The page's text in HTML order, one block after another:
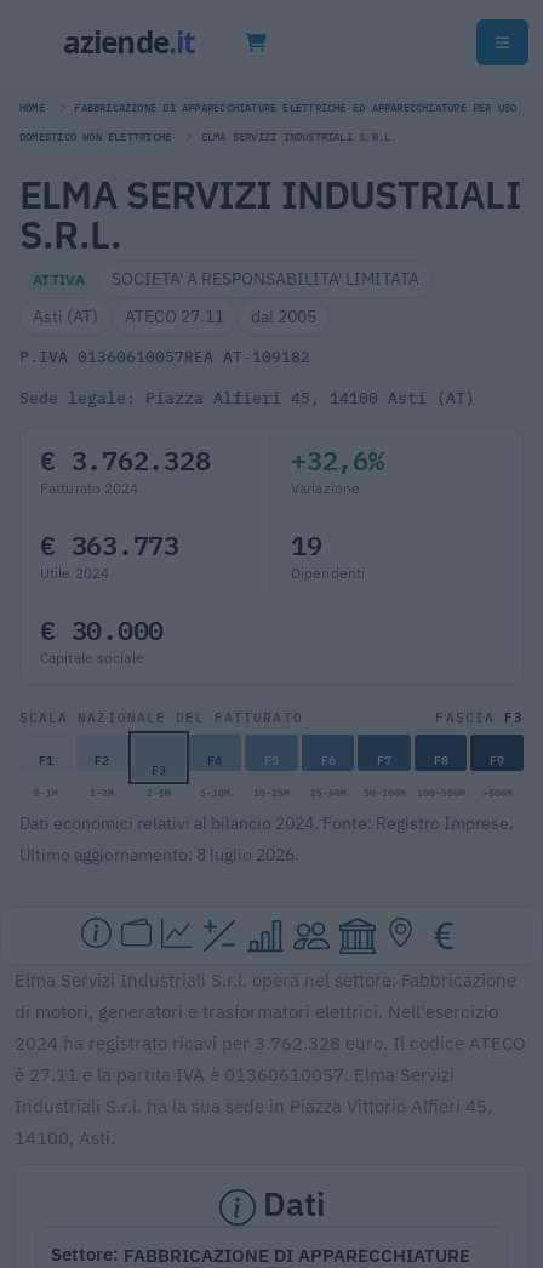
HOME FABBRICAZIONE DI APPARECCHIATURE ELETTRICHE ED APPARECCHIATURE PER USO
DOMESTICO NON ELETTRICHE ELMA SERVIZI INDUSTRIALI S.R.L.
ELMA SERVIZI INDUSTRIALI
S.R.L.
ATTIVA
SOCIETA' A RESPONSABILITA' LIMITATA
Asti (AT)
ATECO 27.11 dal 2005
P.IVA 01360610057REA AT-109182
Sede legale: Piazza Alfieri 45, 14100 Asti (AT)
€ 3.762.328
Fatturato 2024
+32,6%
Variazione
€ 363.773
Utile 2024
19
Dipendenti
€ 30.000
Capitale sociale
SCALA NAZIONALE DEL FATTURATO FASCIA F3
F1 F2 F3 F4 F5 F6 F7 F8 F9
0-1M 1-2M 2-5M 5-10M 10-25M 25-50M 50-100M 100-500M >500M
Dati economici relativi al bilancio 2024. Fonte: Registro Imprese.
Ultimo aggiornamento: 8 luglio 2026.
Elma Servizi Industriali S.r.l. opera nel settore: Fabbricazione
di motori, generatori e trasformatori elettrici. Nell'esercizio
2024 ha registrato ricavi per 3.762.328 euro. Il codice ATECO
è 27.11 e la partita IVA è 01360610057. Elma Servizi
Industriali S.r.l. ha la sua sede in Piazza Vittorio Alfieri 45,
14100, Asti.
Dati
Settore FABBRICAZIONE DI APPARECCHIATURE